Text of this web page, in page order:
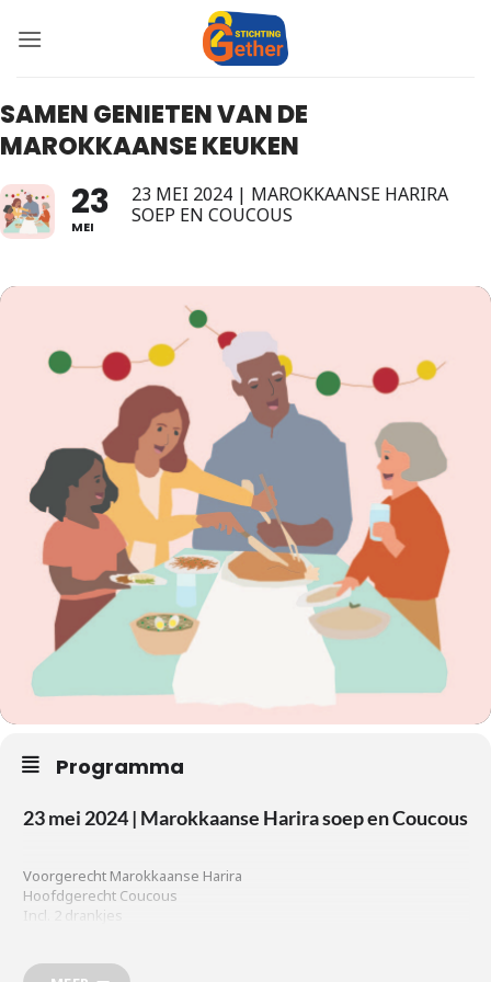
naar
SAMEN GENIETEN VAN DE
MAROKKAANSE KEUKEN
23
MEI
23 MEI 2024 | MAROKKAANSE HARIRA
SOEP EN COUCOUS
Programma
23 mei 2024 | Marokkaanse Harira soep en Coucous
Voorgerecht Marokkaanse Harira
Hoofdgerecht Coucous
Incl. 2 drankjes